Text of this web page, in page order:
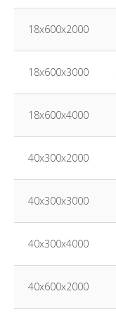
18х600х2000
18х600х3000
18х600х4000
40х300х2000
40х300х3000
40х300х4000
40х600х2000